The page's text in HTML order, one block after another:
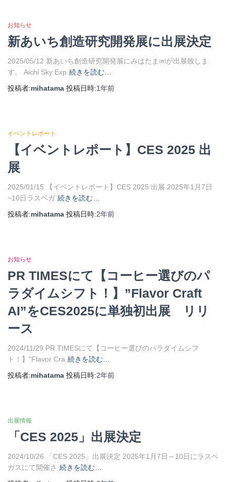
お知らせ
新あいち創造研究開発展に出展決定
2025/05/12 新あいち創造研究開発展にみはたま㈱が出展致しま
す。 Aichi Sky Exp 続きを読む…
投稿者:mihatama 投稿日時:1年前
イベントレポート
【イベントレポート】CES 2025 出
展
2025/01/15 【イベントレポート】CES 2025 出展 2025年1月7日
~10日ラスベガ 続きを読む…
投稿者:mihatama 投稿日時:2年前
お知らせ
PR TIMESにて【コーヒー選びのパ
ラダイムシフト！】”Flavor Craft
AI”をCES2025に単独初出展 リリ
ース
2024/11/29 PR TIMESにて【コーヒー選びのパラダイムシフ
ト！】”Flavor Cra 続きを読む…
投稿者:mihatama 投稿日時:2年前
出展情報
「CES 2025」出展決定
2024/10/26 「CES 2025」出展決定 2025年1月7日～10日にラスベ
ガスにて開催さ 続きを読む…